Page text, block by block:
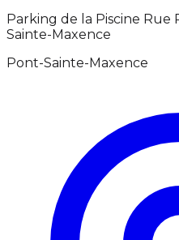
Parking de la Piscine Rue
Sainte-Maxence
Pont-Sainte-Maxence